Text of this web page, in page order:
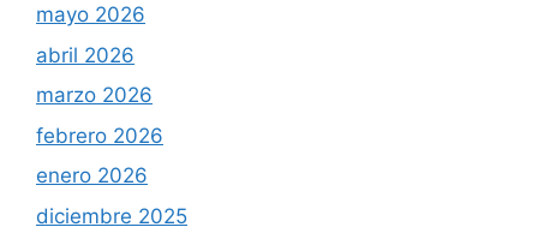
mayo 2026
abril 2026
marzo 2026
febrero 2026
enero 2026
diciembre 2025